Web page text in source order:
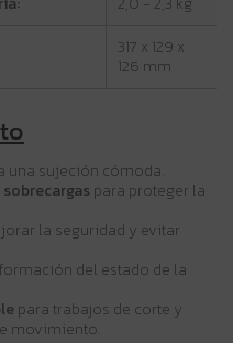
317 x 129 x
126 mm
una sujeción cómoda.
para proteger la
la seguridad y evitar
del estado de la
para trabajos de corte y
movimiento.